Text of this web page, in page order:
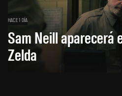
HACE 1 DÍA
Sam Neill aparecerá
Zelda